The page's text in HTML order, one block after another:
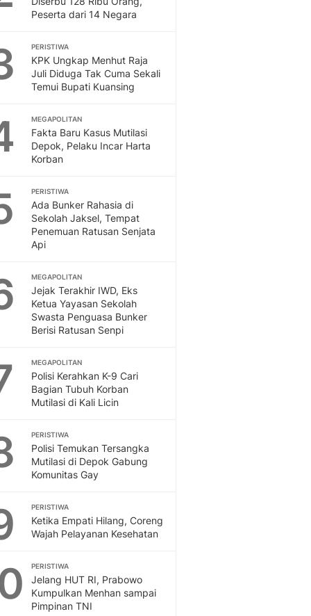
Peserta dari 14 Negara
PERISTIWA
KPK Ungkap Menhut Raja
Juli Diduga Tak Cuma Sekali
Temui Bupati Kuansing
MEGAPOLITAN
Fakta Baru Kasus Mutilasi
Depok, Pelaku Incar Harta
Korban
PERISTIWA
Ada Bunker Rahasia di
Sekolah Jaksel, Tempat
Penemuan Ratusan Senjata
Api
MEGAPOLITAN
Jejak Terakhir IWD, Eks
Ketua Yayasan Sekolah
Swasta Penguasa Bunker
Berisi Ratusan Senpi
MEGAPOLITAN
Polisi Kerahkan K-9 Cari
Bagian Tubuh Korban
Mutilasi di Kali Licin
PERISTIWA
Polisi Temukan Tersangka
Mutilasi di Depok Gabung
Komunitas Gay
PERISTIWA
Ketika Empati Hilang, Coreng
Wajah Pelayanan Kesehatan
PERISTIWA
Jelang HUT RI, Prabowo
Kumpulkan Menhan sampai
Pimpinan TNI